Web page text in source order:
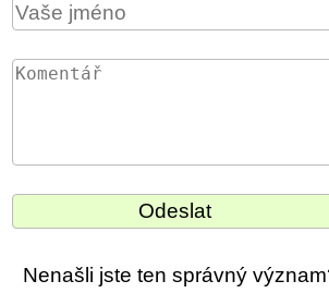
Nenašli jste ten správný